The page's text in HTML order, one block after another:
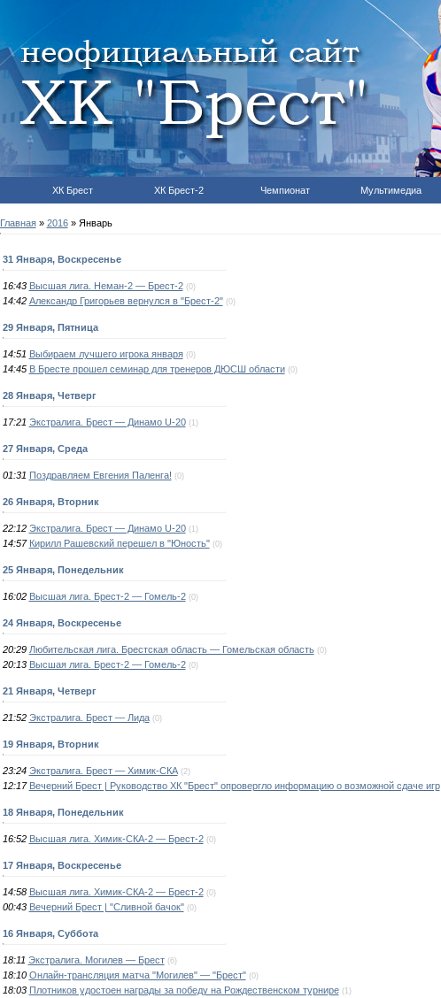
ХК Брест ХК Брест-2 Чемпионат Мультимедиа
Главная» 2016 » Январь
31 Января, Воскресенье
16:43 Высшая лига. Неман-2 — Брест-2 (0)
14:42 Александр Григорьев вернулся в "Брест-2" (0)
29 Января, Пятница
14:51 Выбираем лучшего игрока января (0)
14:45 В Бресте прошел семинар для тренеров ДЮСШ области (0)
28 Января, Четверг
17:21 Экстралига. Брест — Динамо U-20 (1)
27 Января, Среда
01:31 Поздравляем Евгения Паленга! (0)
26 Января, Вторник
22:12 Экстралига. Брест — Динамо U-20 (1)
14:57 Кирилл Рашевский перешел в "Юность" (0)
25 Января, Понедельник
16:02 Высшая лига. Брест-2 — Гомель-2 (0)
24 Января, Воскресенье
20:29 Любительская лига. Брестская область — Гомельская область (0)
20:13 Высшая лига. Брест-2 — Гомель-2 (0)
21 Января, Четверг
21:52 Экстралига. Брест — Лида (0)
19 Января, Вторник
23:24 Экстралига. Брест — Химик-СКА (2)
12:17 Вечерний Брест | Руководство ХК "Брест" опровергло информацию о возможной сдаче игр
18 Января, Понедельник
16:52 Высшая лига. Химик-СКА-2 — Брест-2 (0)
17 Января, Воскресенье
14:58 Высшая лига. Химик-СКА-2 — Брест-2 (0)
00:43 Вечерний Брест | "Сливной бачок" (0)
16 Января, Суббота
18:11 Экстралига. Могилев — Брест (6)
18:10 Онлайн-трансляция матча "Могилев" — "Брест" (0)
18:03 Плотников удостоен награды за победу на Рождественском турнире (1)